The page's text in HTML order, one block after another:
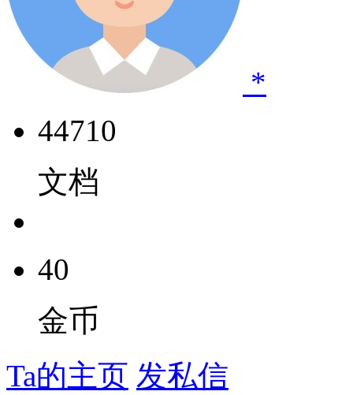
*
44710
文档
40
金币
Ta的主页 发私信